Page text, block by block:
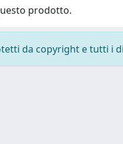
prodotto.
da copyright e tutti i